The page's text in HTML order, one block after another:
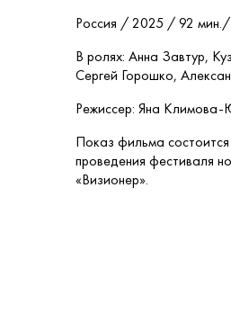
Россия / 2025 / 92
В ролях: Анна Завтур,
Сергей Горошко,
Режиссер: Яна Климова-
Показ фильма
проведения фестиваля
«Визионер».